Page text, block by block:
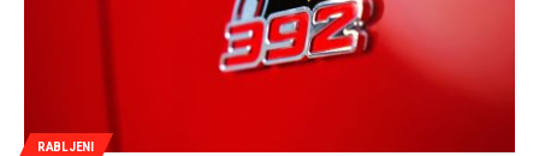
RABLJENI